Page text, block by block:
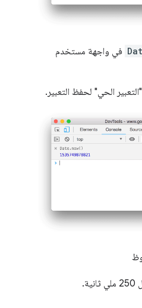
في واجهة مستخدم
الحي" لحفظ التعبير.